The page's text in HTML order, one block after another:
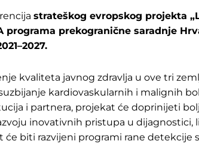
strateškog evropskog projekta
programa prekogranične saradnje
kvaliteta javnog zdravlja u ove tri
kardiovaskularnih i malignih
i partnera, projekat će doprinijeti
inovativnih pristupa u dijagnostici,
biti razvijeni programi rane detekcije